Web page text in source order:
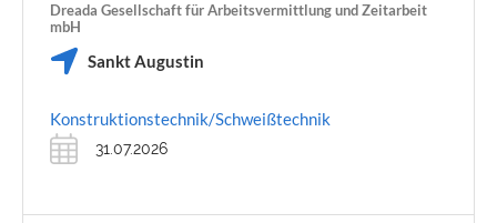
Dreada Gesellschaft für Arbeitsvermittlung und Zeitarbeit
mbH
Sankt Augustin
Konstruktionstechnik/Schweißtechnik
31.07.2026